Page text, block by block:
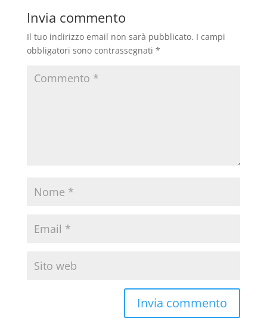
Invia commento
Il tuo indirizzo email non sarà pubblicato. I campi
obbligatori sono contrassegnati *